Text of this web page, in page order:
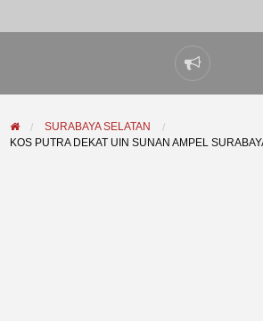
Laporkan
masalah
SURABAYA SELATAN
KOS PUTRA DEKAT UIN SUNAN AMPEL